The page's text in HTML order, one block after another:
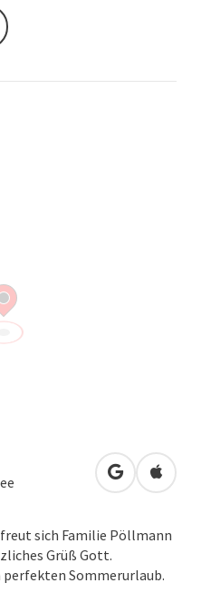
in Google
in
sich Familie Pöllmann
Grüß Gott.
Sommerurlaub.